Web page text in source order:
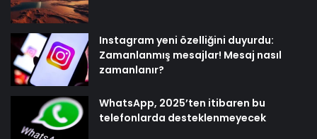
Instagram yeni özelliğini duyurdu:
Zamanlanmış mesajlar! Mesaj nasıl
zamanlanır?
WhatsApp, 2025’ten itibaren bu
telefonlarda desteklenmeyecek